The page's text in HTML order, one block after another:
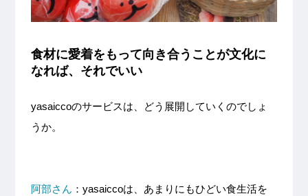
食材に愛着をもって向き合うことが文化に
なれば、それでいい
yasaiccoのサービスは、どう展開していくのでしょ
うか。
阿部さん ： yasaiccoは、あまりにもひどい食生活を